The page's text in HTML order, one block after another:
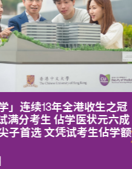
」连续13年全港收生之冠
满分考生 佔学医状元六成
子首选 文凭试考生佔学额